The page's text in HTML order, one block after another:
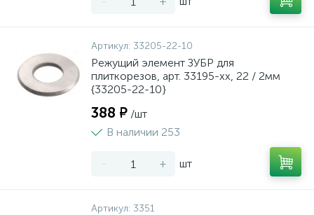
Артикул: 33205-22-10
Режущий элемент ЗУБР для
плиткорезов, арт. 33195-хх, 22 / 2мм
{33205-22-10}
388 ₽ /шт
В наличии 253
- + шт
Артикул: 3351